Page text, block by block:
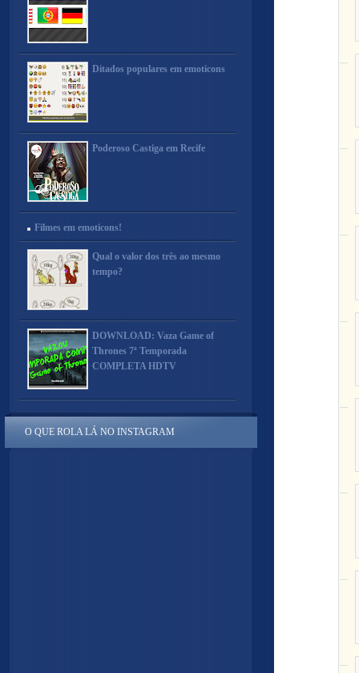
Ditados populares em emoticons
Poderoso Castiga em Recife
Filmes em emoticons!
Qual o valor dos três ao mesmo
tempo?
DOWNLOAD: Vaza Game of
Thrones 7ª Temporada
COMPLETA HDTV
O QUE ROLA LÁ NO INSTAGRAM